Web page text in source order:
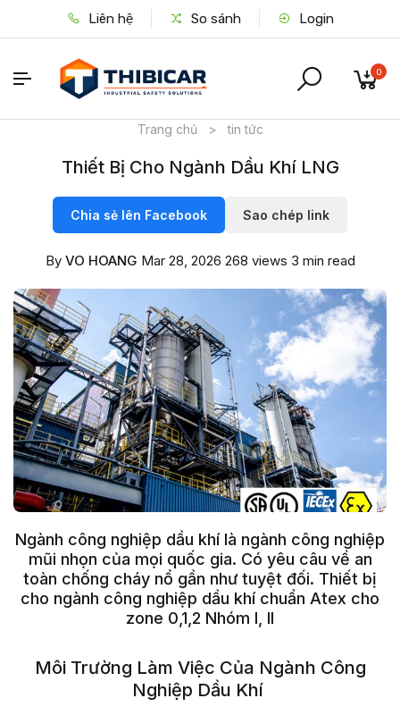
Liên hệ So sánh Login
0
Trang chủ > tin tức
Thiết Bị Cho Ngành Dầu Khí LNG
Chia sẻ lên Facebook Sao chép link
By VO HOANG Mar 28, 2026 268 views 3 min read
Ngành công nghiệp dầu khí là ngành công nghiệp
mũi nhọn của mọi quốc gia. Có yêu câu về an
toàn chống cháy nổ gần như tuyệt đối. Thiết bị
cho ngành công nghiệp dầu khí chuẩn Atex cho
zone 0,1,2 Nhóm I, II
Môi Trường Làm Việc Của Ngành Công
Nghiệp Dầu Khí